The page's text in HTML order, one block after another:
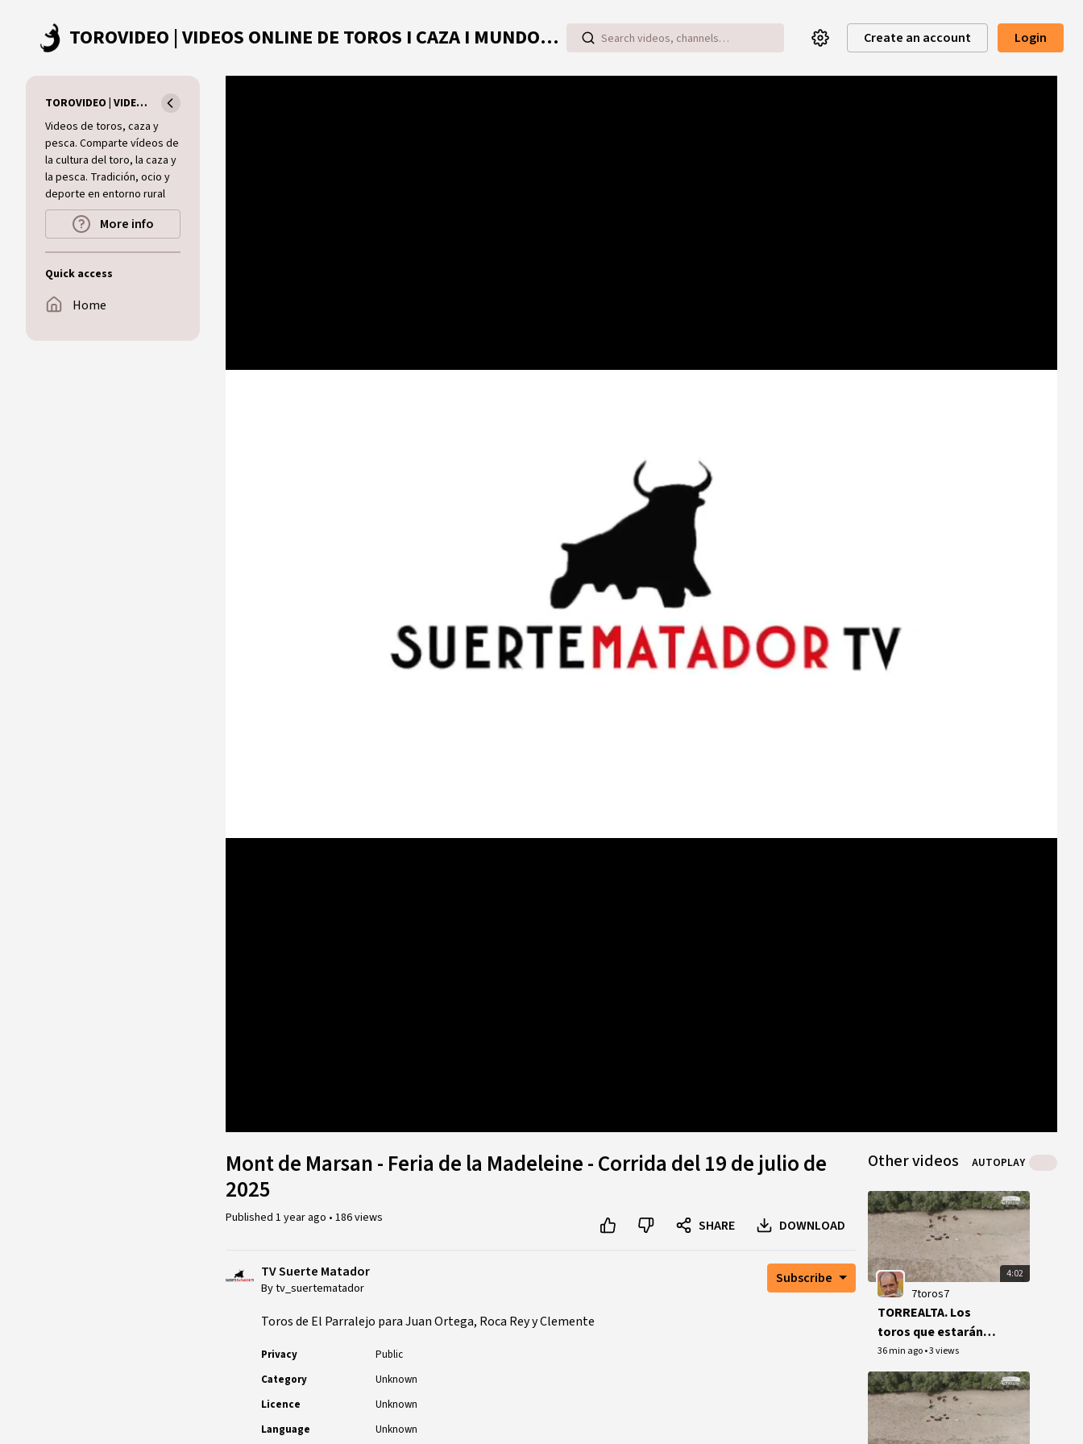
TOROVIDEO | VIDEOS ONLINE DE TOROS I CAZA I MUNDO RURAL Create an account Login
TOROVIDEO | VIDEOS ONLINE DE TOROS I CAZA I MUNDO RURAL
Videos de toros, caza y
pesca. Comparte vídeos de
la cultura del toro, la caza y
la pesca. Tradición, ocio y
deporte en entorno rural
More info
Quick access
Home
Mont de Marsan - Feria de la Madeleine - Corrida del 19 de julio de
2025
Published 1 year ago • 186 views SHARE DOWNLOAD
TV Suerte Matador
By tv_suertematador
Subscribe
Toros de El Parralejo para Juan Ortega, Roca Rey y Clemente
Privacy
Public
Category
Unknown
Licence
Unknown
Language
Unknown
Other videos AUTOPLAY
4:02
7toros7
TORREALTA. Los
toros que estarán
en Acho por el Señor
de los Milagros.
36 min ago•3 views